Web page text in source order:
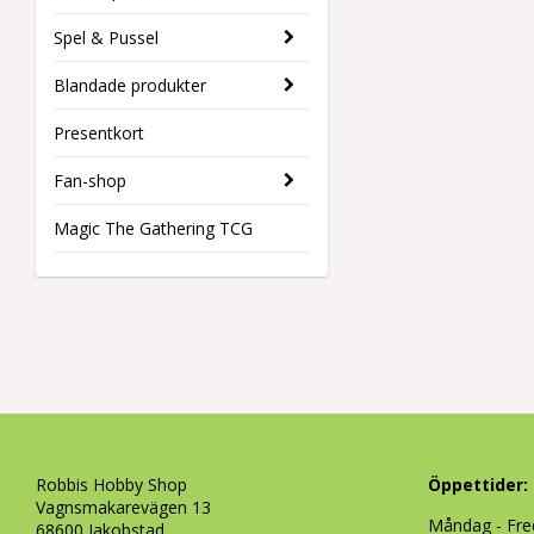
Spel & Pussel
Blandade produkter
Presentkort
Fan-shop
Magic The Gathering TCG
Robbis Hobby Shop
Vagnsmakarevägen 13
Öppettider:
Måndag -